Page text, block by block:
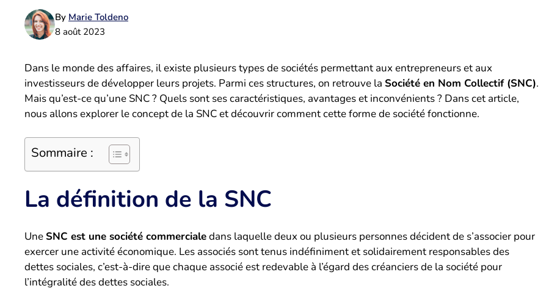
By Marie Toldeno
8 août 2023
Dans le monde des affaires, il existe plusieurs types de sociétés permettant aux entrepreneurs et aux
investisseurs de développer leurs projets. Parmi ces structures, on retrouve la Société en Nom Collectif (SNC).
Mais qu’est-ce qu’une SNC ? Quels sont ses caractéristiques, avantages et inconvénients ? Dans cet article,
nous allons explorer le concept de la SNC et découvrir comment cette forme de société fonctionne.
Sommaire :
La définition de la SNC
Une SNC est une société commercialedans laquelle deux ou plusieurs personnes décident de s’associer pour
exercer une activité économique. Les associés sont tenus indéfiniment et solidairement responsables des
dettes sociales, c’est-à-dire que chaque associé est redevable à l’égard des créanciers de la société pour
l’intégralité des dettes sociales.